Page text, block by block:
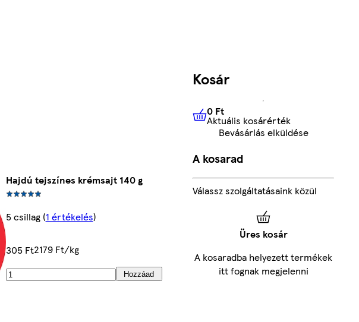
Hajdú tejszínes krémsajt 140 g
5 csillag(1 értékelés)
305 Ft2179 Ft/kg
Hozzáad
Kosár
0 FtAktuális kosárérték
0 Ft
Aktuális kosárérték
Bevásárlás elküldése
A kosarad
Válassz szolgáltatásaink közül
Üres kosár
A kosaradba helyezett termékek
itt fognak megjelenni